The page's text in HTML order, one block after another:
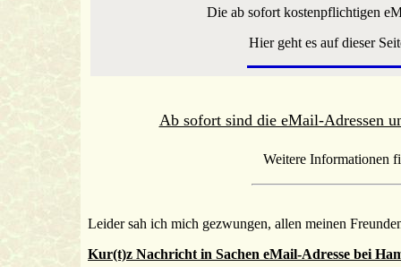
Die ab sofort kostenpflichtigen
Hier geht es auf dieser
Ab sofort sind die eMail-Adressen
Weitere Informationen
Leider sah ich mich gezwungen, allen meinen
Kur(t)z Nachricht in Sachen eMail-Adresse bei